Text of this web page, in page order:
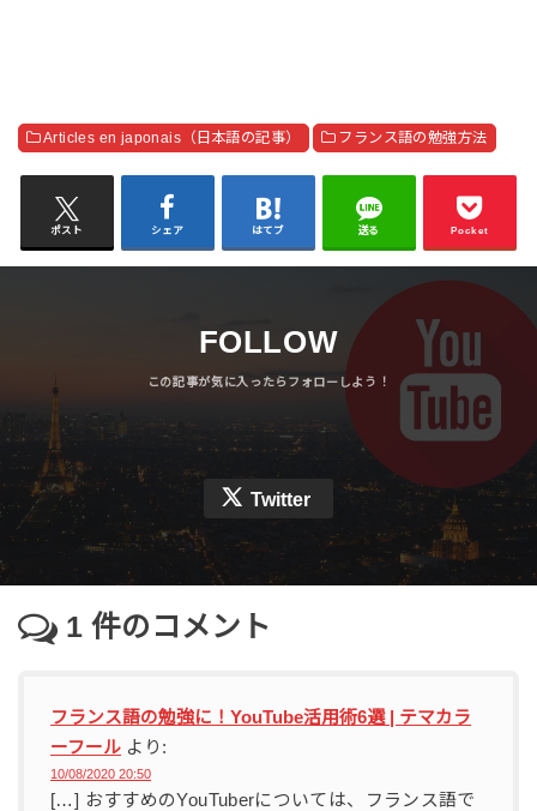
Articles en japonais（日本語の記事） フランス語の勉強方法
ポスト シェア はてブ 送る Pocket
FOLLOW
Twitter
1件のコメント
フランス語の勉強に！YouTube活用術6選 | テマカラ
ーフール より:
10/08/2020 20:50
[…] おすすめのYouTuberについては、フランス語で